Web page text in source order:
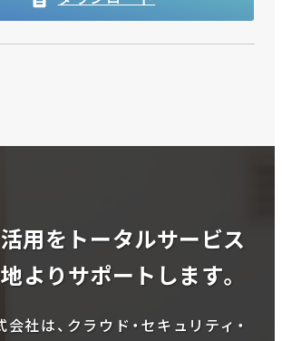
用をトータルサービス
よりサポートします。
社は、クラウド・セキュリティ・